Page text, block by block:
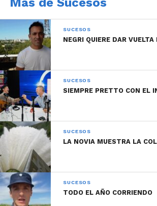
SUCESOS
NEGRI QUIERE DAR VUELTA
SUCESOS
SIEMPRE PRETTO CON EL
SUCESOS
LA NOVIA MUESTRA LA
SUCESOS
TODO EL AÑO CORRIENDO